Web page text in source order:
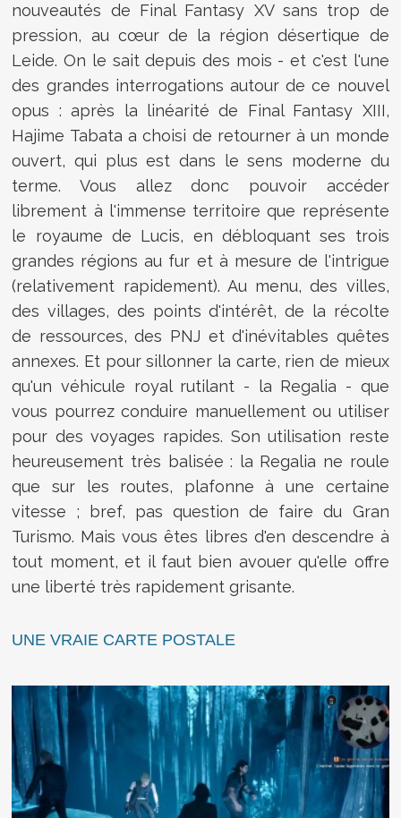
nouveautés de Final Fantasy XV sans trop de
pression, au cœur de la région désertique de
Leide. On le sait depuis des mois - et c'est l'une
des grandes interrogations autour de ce nouvel
opus : après la linéarité de Final Fantasy XIII,
Hajime Tabata a choisi de retourner à un monde
ouvert, qui plus est dans le sens moderne du
terme. Vous allez donc pouvoir accéder
librement à l'immense territoire que représente
le royaume de Lucis, en débloquant ses trois
grandes régions au fur et à mesure de l'intrigue
(relativement rapidement). Au menu, des villes,
des villages, des points d'intérêt, de la récolte
de ressources, des PNJ et d'inévitables quêtes
annexes. Et pour sillonner la carte, rien de mieux
qu'un véhicule royal rutilant - la Regalia - que
vous pourrez conduire manuellement ou utiliser
pour des voyages rapides. Son utilisation reste
heureusement très balisée : la Regalia ne roule
que sur les routes, plafonne à une certaine
vitesse ; bref, pas question de faire du Gran
Turismo. Mais vous êtes libres d'en descendre à
tout moment, et il faut bien avouer qu'elle offre
une liberté très rapidement grisante.
UNE VRAIE CARTE POSTALE